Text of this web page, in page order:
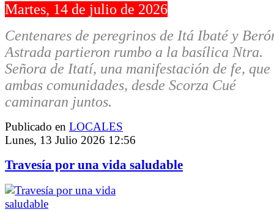
Martes, 14 de julio de 2026
Centenares de peregrinos de Itá Ibaté y
Astrada partieron rumbo a la basílica Ntra.
Señora de Itatí, una manifestación de fe, que
ambas comunidades, desde Scorza Cué
caminaran juntos.
Publicado en LOCALES
Lunes, 13 Julio 2026 12:56
Travesía por una vida saludable